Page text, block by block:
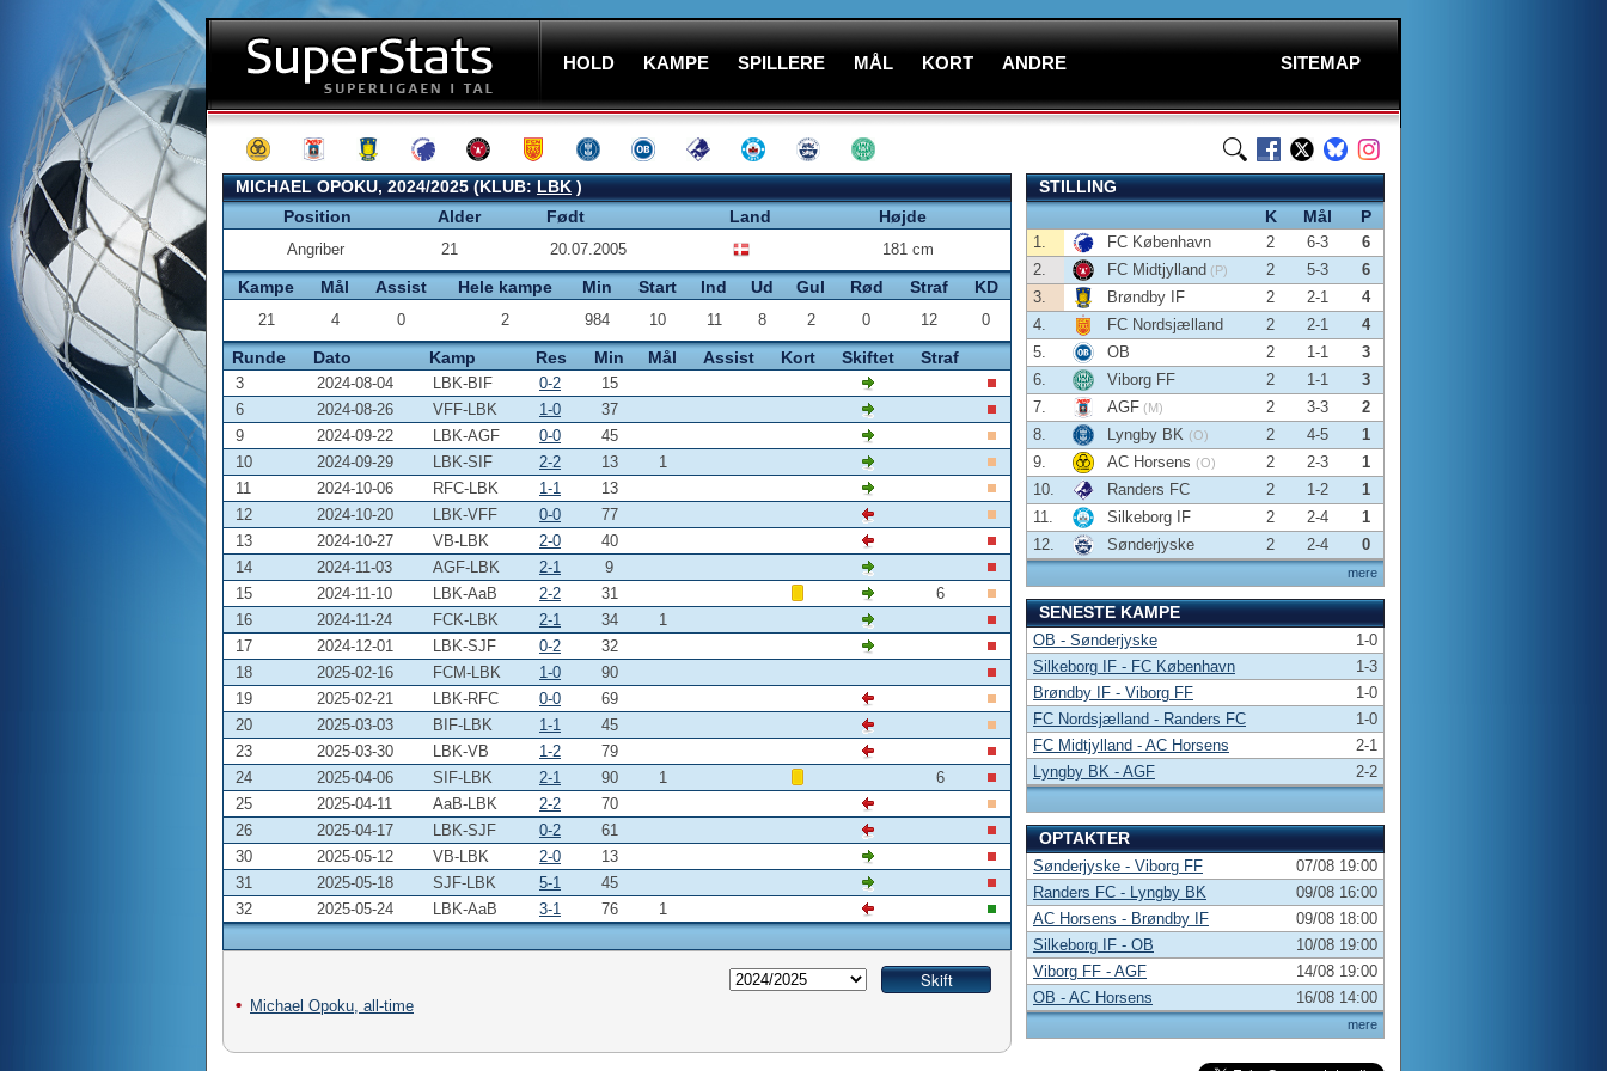
HOLD KAMPE SPILLERE MÅL KORT ANDRE SITEMAP
MICHAEL OPOKU, 2024/2025 (KLUB:LBK)
Position
Alder Født Land Højde
Angriber 21 20.07.2005 181 cm
Kampe Mål Assist Hele kampe Min Start Ind Ud Gul Rød Straf KD
21 4 0 2 984 10 11 8 2 0 12 0
Runde Dato Kamp Res Min Mål Assist Kort Skiftet Straf
3 2024-08-04 LBK-BIF 0-2
15
6
2024-08-26 VFF-LBK 1-0
37
9
2024-09-22 LBK-AGF 0-0
45
10
2024-09-29 LBK-SIF 2-2 13
1
11
2024-10-06 RFC-LBK 1-1
13
12
2024-10-20 LBK-VFF 0-0
77
13
2024-10-27 VB-LBK 2-0
40
14
2024-11-03 AGF-LBK 2-1
9
15
2024-11-10 LBK-AaB 2-2 31
6
16
2024-11-24 FCK-LBK 2-1 34
1
17
2024-12-01 LBK-SJF 0-2
32
18
2025-02-16 FCM-LBK 1-0
90
19
2025-02-21 LBK-RFC 0-0
69
20
2025-03-03 BIF-LBK 1-1
45
23
2025-03-30 LBK-VB 1-2
79
24
2025-04-06 SIF-LBK 2-1 90 1
6
25
2025-04-11 AaB-LBK 2-2
70
26
2025-04-17 LBK-SJF 0-2
61
30
2025-05-12 VB-LBK 2-0
13
31
2025-05-18 SJF-LBK 5-1
45
32
2025-05-24 LBK-AaB 3-1 76 1
Michael Opoku, all-time
STILLING
K
Mål P
mere
1. FC København 2 6-3
6
2.
FC Midtjylland (P) 2 5-3
6
3.
Brøndby IF 2 2-1
4
4.
FC Nordsjælland 2 2-1
4
5.
OB 2 1-1
3
6.
Viborg FF 2 1-1
3
7.
AGF (M) 2 3-3
2
8.
Lyngby BK (O) 2 4-5
1
9.
AC Horsens (O) 2 2-3
1
10.
Randers FC 2 1-2
1
11.
Silkeborg IF 2 2-4
1
12.
Sønderjyske 2 2-4 0
SENESTE KAMPE
OB - Sønderjyske
1-0
Silkeborg IF - FC København
1-3
Brøndby IF - Viborg FF
1-0
FC Nordsjælland - Randers FC
1-0
FC Midtjylland - AC Horsens
2-1
Lyngby BK - AGF
2-2
OPTAKTER
mere
Sønderjyske - Viborg FF
07/08 19:00
Randers FC - Lyngby BK
09/08 16:00
AC Horsens - Brøndby IF
09/08 18:00
Silkeborg IF - OB
10/08 19:00
Viborg FF - AGF
14/08 19:00
OB - AC Horsens
16/08 14:00